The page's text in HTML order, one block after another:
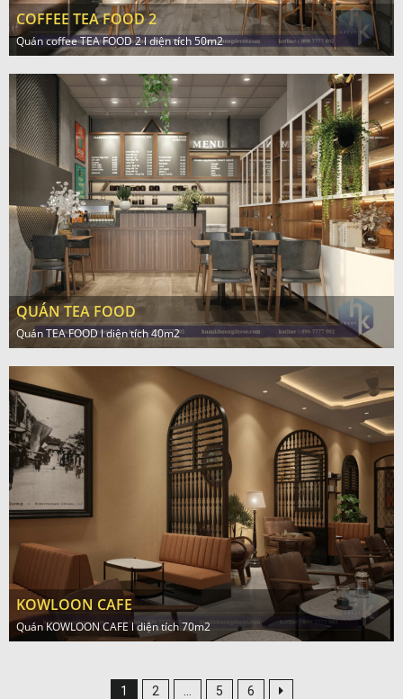
COFFEE TEA FOOD 2
Quán coffee TEA FOOD 2 l diện tích 50m2
QUÁN TEA FOOD
Quán TEA FOOD l diện tích 40m2
KOWLOON CAFE
Quán KOWLOON CAFE l diện tích 70m2
1 2 5 6